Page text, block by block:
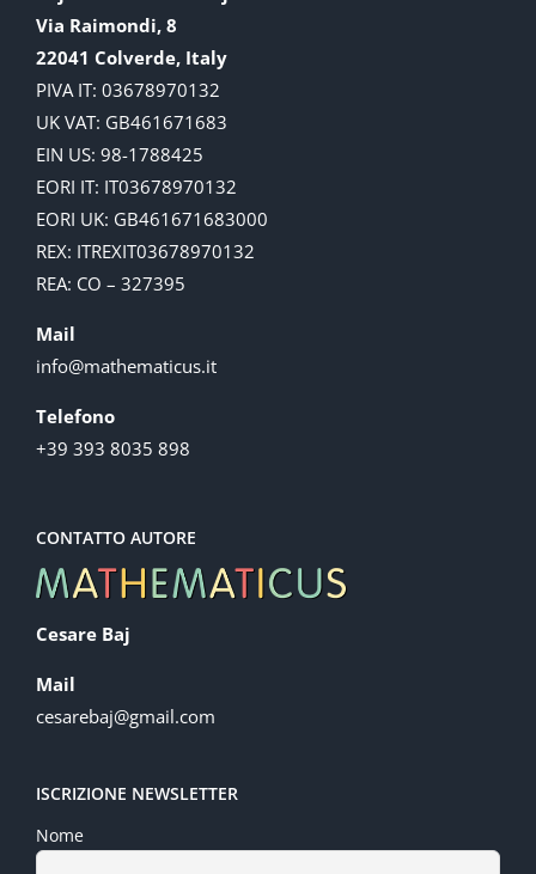
Via Raimondi, 8
22041 Colverde, Italy
PIVA IT: 03678970132
UK VAT: GB461671683
EIN US: 98-1788425
EORI IT: IT03678970132
EORI UK: GB461671683000
REX: ITREXIT03678970132
REA: CO – 327395
Mail
info@mathematicus.it
Telefono
+39 393 8035 898
CONTATTO AUTORE
Cesare Baj
Mail
cesarebaj@gmail.com
ISCRIZIONE NEWSLETTER
Nome